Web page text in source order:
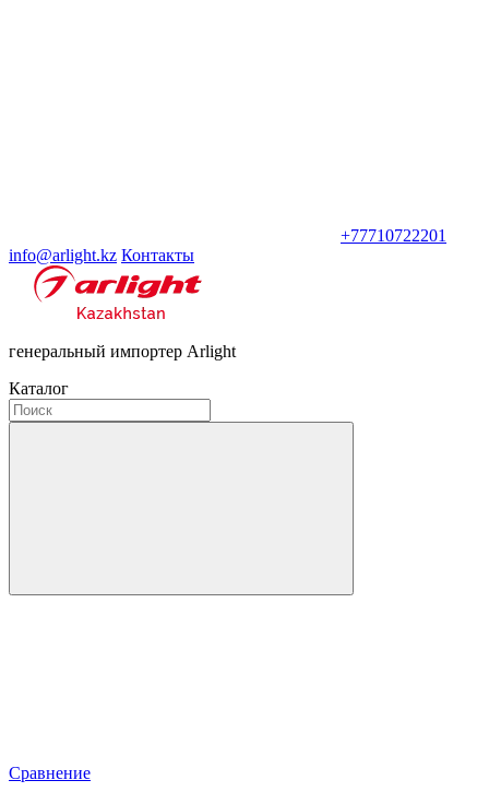
+77710722201
info@arlight.kz Контакты
генеральный импортер Arlight
Каталог
Сравнение